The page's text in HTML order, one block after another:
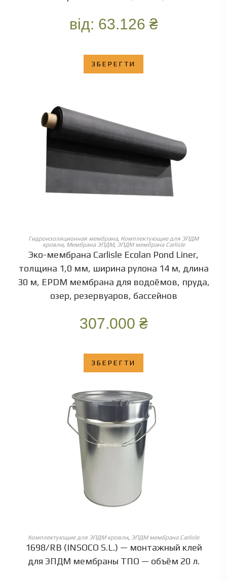
від: 63.126 ₴
ЗБЕРЕГТИ
ОБЕРІТЬ ОПЦІЇ
Гидроизоляционная мембрана, Комплектующие для ЭПДМ
кровли, Мембрана ЭПДМ, ЭПДМ мембрана Carlisle
Эко-мембрана Carlisle Ecolan Pond Liner,
толщина 1,0 мм, ширина рулона 14 м, длина
30 м, EPDM мембрана для водоёмов, пруда,
озер, резервуаров, бассейнов
307.000 ₴
ЗБЕРЕГТИ
ОБЕРІТЬ ОПЦІЇ
Комплектующие для ЭПДМ кровли, ЭПДМ мембрана Carlisle
1698/RB (INSOCO S.L.) — монтажный клей
для ЭПДМ мембраны ТПО — объём 20 л.